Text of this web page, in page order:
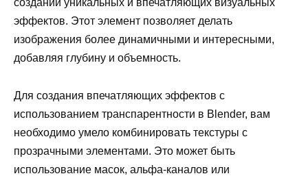
создании уникальных и впечатляющих визуальных
эффектов. Этот элемент позволяет делать
изображения более динамичными и интересными,
добавляя глубину и объемность.
Для создания впечатляющих эффектов с
использованием транспарентности в Blender, вам
необходимо умело комбинировать текстуры с
прозрачными элементами. Это может быть
использование масок, альфа-каналов или